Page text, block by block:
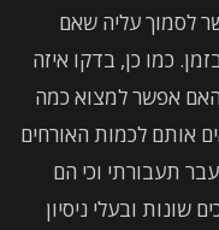
לסמוך עליה שאם
כמו כן, בדקו איזה
אפשר למצוא כמה
אותם לכמות האורחים
תעבורתי וכי הם
שונות ובעלי ניסיון